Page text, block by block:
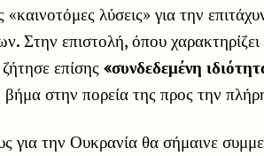
λύσεις» για την
Στην επιστολή, όπου
επίσης «συνδεδεμένη
στην πορεία της προς την
για την Ουκρανία θα σήμαινε